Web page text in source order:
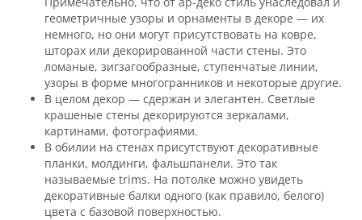
геометричные узоры и орнаменты в декоре — их
немного, но они могут присутствовать на ковре,
шторах или декорированной части стены. Это
ломаные, зигзагообразные, ступенчатые линии,
узоры в форме многогранников и некоторые другие.
В целом декор — сдержан и элегантен. Светлые
крашеные стены декорируются зеркалами,
картинами, фотографиями.
В обилии на стенах присутствуют декоративные
планки, молдинги, фальшпанели. Это так
называемые trims. На потолке можно увидеть
декоративные балки одного (как правило, белого)
цвета с базовой поверхностью.